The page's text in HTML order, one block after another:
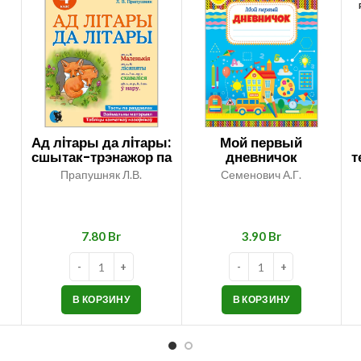
Ад лiтары да лiтары:
сшытак-трэнажор па
беларускай мове. 4
клас
Прапушняк Л.В.
Br
В КОРЗИНУ
Мой первый
дневничок
Семенович А.Г.
Br
В КОРЗИНУ